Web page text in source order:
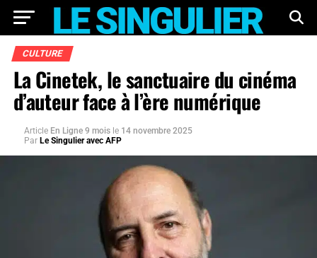
CULTURE
La Cinetek, le sanctuaire du cinéma
d’auteur face à l’ère numérique
Article En Ligne 9 mois le 14 novembre 2025
Par Le Singulier avec AFP